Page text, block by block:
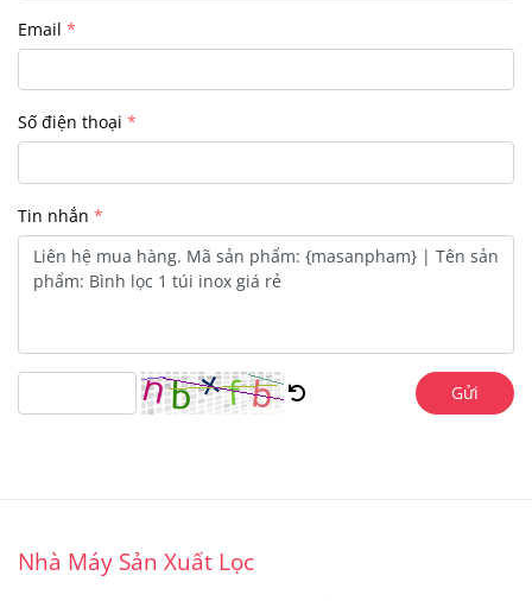
Email
Số điện thoại
Tin nhắn
Gửi
Nhà Máy Sản Xuất Lọc